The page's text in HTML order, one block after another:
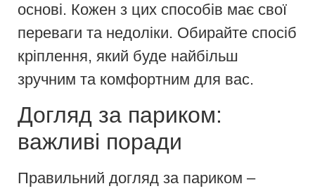
основі. Кожен з цих способів має свої
переваги та недоліки. Обирайте спосіб
кріплення, який буде найбільш
зручним та комфортним для вас.
Догляд за париком:
важливі поради
Правильний догляд за париком –